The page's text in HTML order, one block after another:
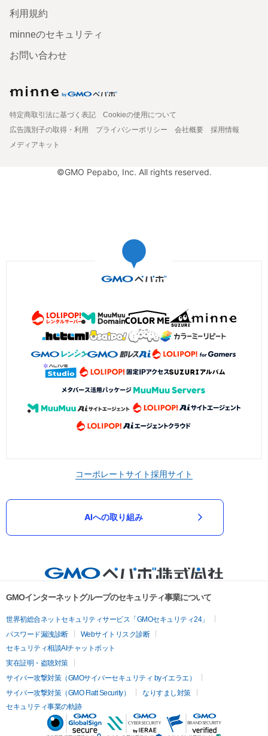
利用規約
minneのセキュリティ
お問い合わせ
特定商取引法に基づく表記
Cookieの使用について
広告識別子の取得・利用
プライバシーポリシー 会社概要
採用情報
メディアキット
©GMO Pepabo, Inc. All rights reserved.
コーポレートサイト採用サイト
AIへの取り組み
GMOインターネットグループのセキュリティ事業について
世界初総合ネットセキュリティサービス「GMOセキュリティ24」
パスワード漏洩診断
Webサイトリスク診断
セキュリティ相談AIチャットボット
実在証明・盗聴対策
サイバー攻撃対策（GMOサイバーセキュリティ byイエラエ）
サイバー攻撃対策（GMO Flatt Security）
なりすまし対策
セキュリティ事業の軌跡